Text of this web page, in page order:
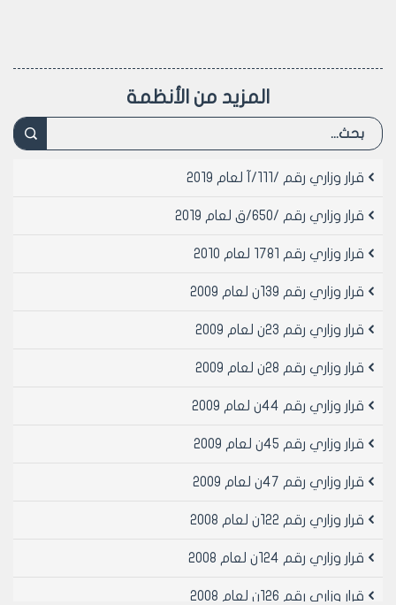
المزيد من الأنظمة
قرار وزاري رقم /111/آ لعام 2019
قرار وزاري رقم /650/ق لعام 2019
قرار وزاري رقم 1781 لعام 2010
قرار وزاري رقم 139ن لعام 2009
قرار وزاري رقم 23ن لعام 2009
قرار وزاري رقم 28ن لعام 2009
قرار وزاري رقم 44ن لعام 2009
قرار وزاري رقم 45ن لعام 2009
قرار وزاري رقم 47ن لعام 2009
قرار وزاري رقم 122ن لعام 2008
قرار وزاري رقم 124ن لعام 2008
قرار وزاري رقم 126ن لعام 2008